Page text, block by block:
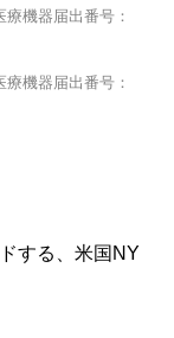
機器届出番号：
機器届出番号：
する、米国NY